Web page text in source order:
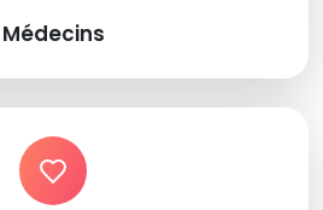
Médecins